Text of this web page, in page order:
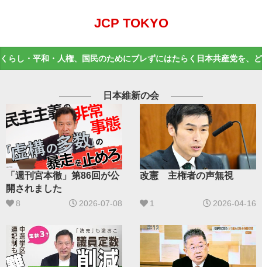
JCP TOKYO
くらし・平和・人権、国民のためにブレずにはたらく日本共産党を、
日本維新の会
「週刊宮本徹」第86回が公
開されました
8 2026-07-08
改憲 主権者の声無視
1 2026-04-16